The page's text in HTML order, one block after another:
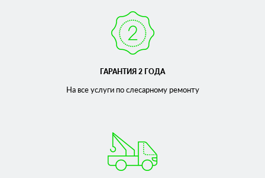
ГАРАНТИЯ 2 ГОДА
На все услуги по слесарномуремонту